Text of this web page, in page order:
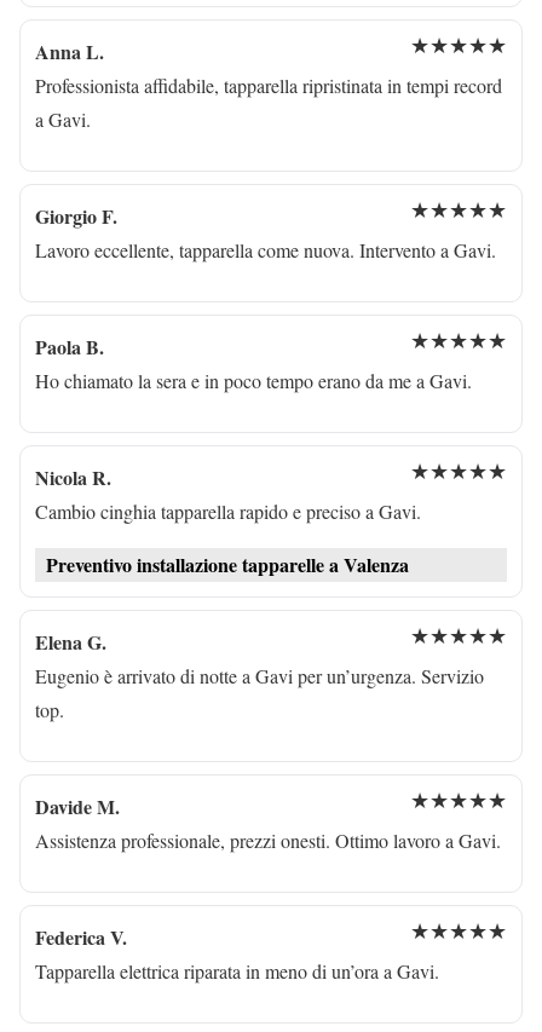
Anna L. ★★★★★
Professionista affidabile, tapparella ripristinata in tempi record
a Gavi.
Giorgio F. ★★★★★
Lavoro eccellente, tapparella come nuova. Intervento a Gavi.
Paola B. ★★★★★
Ho chiamato la sera e in poco tempo erano da me a Gavi.
Nicola R. ★★★★★
Cambio cinghia tapparella rapido e preciso a Gavi.
Preventivo installazione tapparelle a Valenza
Elena G. ★★★★★
Eugenio è arrivato di notte a Gavi per un’urgenza. Servizio
top.
Davide M. ★★★★★
Assistenza professionale, prezzi onesti. Ottimo lavoro a Gavi.
Federica V. ★★★★★
Tapparella elettrica riparata in meno di un’ora a Gavi.